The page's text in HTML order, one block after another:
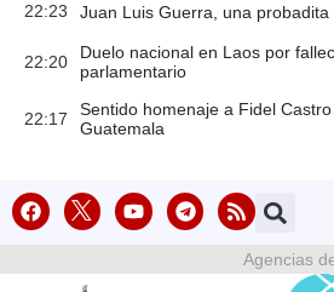
22:23 Juan Luis Guerra, una probadita
22:20
Duelo nacional en Laos por
parlamentario
22:17
Sentido homenaje a Fidel
Guatemala
Agencias